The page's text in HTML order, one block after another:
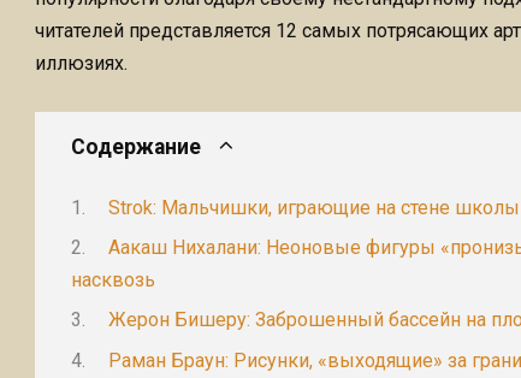
читателей представляется 12 самых потрясающих
иллюзиях.
Содержание
Strok: Мальчишки, играющие на стене школы
Аакаш Нихалани: Неоновые фигуры
насквозь
Жерон Бишеру: Заброшенный бассейн на
Раман Браун: Рисунки, «выходящие» за